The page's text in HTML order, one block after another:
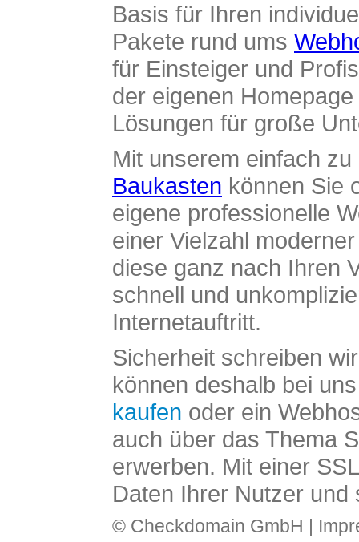
Basis für Ihren
Pakete rund ums
für Einsteiger und
der eigenen
Lösungen für große
Mit unserem einfach
Baukasten können Sie
eigene professionelle
einer Vielzahl
diese ganz nach Ihren
schnell und
Internetauftritt.
Sicherheit schreiben
können deshalb bei
kaufen oder ein
auch über das Thema
erwerben. Mit einer
Daten Ihrer Nutzer und
© Checkdomain GmbH |